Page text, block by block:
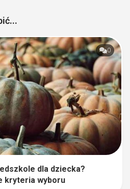
0
dla dziecka?
kryteria wyboru